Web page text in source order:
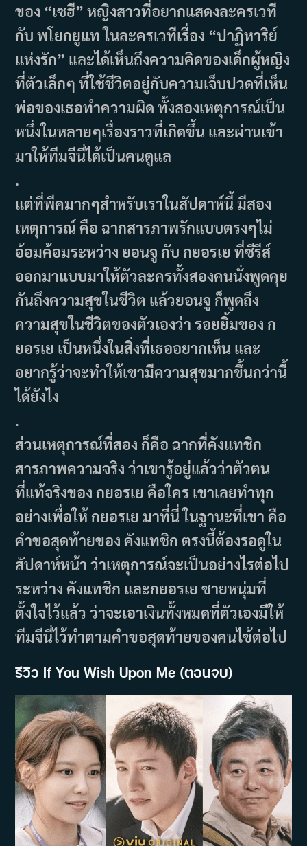
ของ “เซฮี” หญิงสาวที่อยากแสดงละครเวที
กับ พโยกยูแท ในละครเวทีเรื่อง “ปาฏิหาริย์
แห่งรัก” และได้เห็นถึงความคิดของเด็กผู้หญิง
ที่ตัวเล็กๆ ที่ใช้ชีวิตอยู่กับความเจ็บปวดที่เห็น
พ่อของเธอทำความผิด ทั้งสองเหตุการณ์เป็น
หนึ่งในหลายๆเรื่องราวที่เกิดขึ้น และผ่านเข้า
มาให้ทีมจีนี่ได้เป็นคนดูแล
.
แต่ที่พีคมากๆสำหรับเราในสัปดาห์นี้ มีสอง
เหตุการณ์ คือ ฉากสารภาพรักแบบตรงๆไม่
อ้อมค้อมระหว่าง ยอนจู กับ กยอรเย ที่ซีรีส์
ออกมาแบบมาให้ตัวละครทั้งสองคนนั่งพูดคุย
กันถึงความสุขในชีวิต แล้วยอนจู ก็พูดถึง
ความสุขในชีวิตของตัวเองว่า รอยยิ้มของ ก
ยอรเย เป็นหนึ่งในสิ่งที่เธออยากเห็น และ
อยากรู้ว่าจะทำให้เขามีความสุขมากขึ้นกว่านี้
ได้ยังไง
.
ส่วนเหตุการณ์ที่สอง ก็คือ ฉากที่คังแทชิก
สารภาพความจริง ว่าเขารู้อยู่แล้วว่าตัวตน
ที่แท้จริงของ กยอรเย คือใคร เขาเลยทำทุก
อย่างเพื่อให้ กยอรเย มาที่นี่ ในฐานะที่เขา คือ
คำขอสุดท้ายของ คังแทชิก ตรงนี้ต้องรอดูใน
สัปดาห์หน้า ว่าเหตุการณ์จะเป็นอย่างไรต่อไป
ระหว่าง คังแทชิก และกยอรเย ชายหนุ่มที่
ตั้งใจไว้แล้ว ว่าจะเอาเงินทั้งหมดที่ตัวเองมีให้
ทีมจีนี่ไว้ทำตามคำขอสุดท้ายของคนไข้ต่อไป
รีวิว If You Wish Upon Me (ตอนจบ)